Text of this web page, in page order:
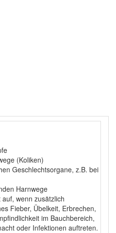
(Koliken)
Geschlechtsorgane, z.B. bei
Harnwege
wenn zusätzlich
Fieber, Übelkeit, Erbrechen,
im Bauchbereich,
oder Infektionen auftreten.